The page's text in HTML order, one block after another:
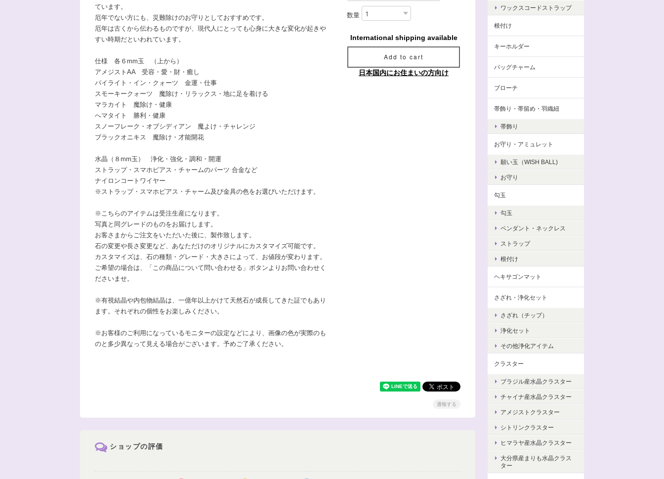
ています。
厄年でない方にも、災難除けのお守りとしておすすめです。
厄年は古くから伝わるものですが、現代人にとっても心身に大きな変化が起きや
すい時期だといわれています。
仕様 各６mm玉 （上から）
アメジストAA 受容・愛・財・癒し
パイライト・イン・クォーツ 金運・仕事
スモーキークォーツ 魔除け・リラックス・地に足を着ける
マラカイト 魔除け・健康
へマタイト 勝利・健康
スノーフレーク・オブシディアン 魔よけ・チャレンジ
ブラックオニキス 魔除け・才能開花
水晶（８mm玉） 浄化・強化・調和・開運
ストラップ・スマホピアス・チャームのパーツ 合金など
ナイロンコートワイヤー
※ストラップ・スマホピアス・チャーム及び金具の色をお選びいただけます。
※こちらのアイテムは受注生産になります。
写真と同グレードのものをお届けします。
お客さまからご注文をいただいた後に、製作致します。
石の変更や長さ変更など、あなただけのオリジナルにカスタマイズ可能です。
カスタマイズは、石の種類・グレード・大きさによって、お値段が変わります。
ご希望の場合は、「この商品について問い合わせる」ボタンよりお問い合わせく
ださいませ。
※有視結晶や内包物結晶は、一億年以上かけて天然石が成長してきた証でもあり
ます。それぞれの個性をお楽しみください。
※お客様のご利用になっているモニターの設定などにより、画像の色が実際のも
のと多少異なって見える場合がございます。予めご了承ください。
数量
International shipping available
Add to cart
日本国内にお住まいの方向け
通報する
ショップの評価
ワックスコードストラップ
根付け
キーホルダー
バッグチャーム
ブローチ
帯飾り・帯留め・羽織紐
帯飾り
お守り・アミュレット
願い玉（WISH BALL)
お守り
勾玉
勾玉
ペンダント・ネックレス
ストラップ
根付け
ヘキサゴンマット
さざれ・浄化セット
さざれ（チップ）
浄化セット
その他浄化アイテム
クラスター
ブラジル産水晶クラスター
チャイナ産水晶クラスター
アメジストクラスター
シトリンクラスター
ヒマラヤ産水晶クラスター
大分県産まりも水晶クラス
ター